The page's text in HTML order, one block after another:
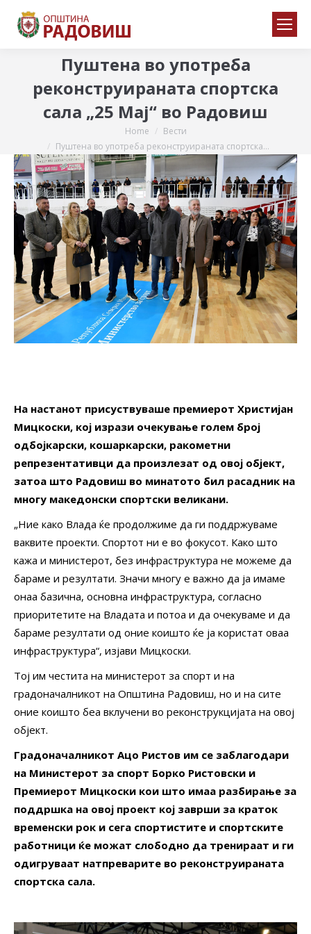
Пуштена во употреба
реконструираната спортска
сала „25 Мај“ во Радовиш
Home
Вести
Пуштена во употреба реконструираната спортска…
На настанот присуствуваше премиерот Христијан
Мицкоски, кој изрази очекување голем број
одбојкарски, кошаркарски, ракометни
репрезентативци да произлезат од овој објект,
затоа што Радовиш во минатото бил расадник на
многу македонски спортски великани.
„Ние како Влада ќе продолжиме да ги поддржуваме
ваквите проекти. Спортот ни е во фокусот. Како што
кажа и министерот, без инфраструктура не можеме да
бараме и резултати. Значи многу е важно да ја имаме
онаа базична, основна инфраструктура, согласно
приоритетите на Владата и потоа и да очекуваме и да
бараме резултати од оние коишто ќе ја користат оваа
инфраструктура“, изјави Мицкоски.
Тој им честита на министерот за спорт и на
градоначалникот на Општина Радовиш, но и на сите
оние коишто беа вклучени во реконструкцијата на овој
објект.
Градоначалникот Ацо Ристов им се заблагодари
на Министерот за спорт Борко Ристовски и
Премиерот Мицкоски кои што имаа разбирање за
поддршка на овој проект кој заврши за краток
временски рок и сега спортистите и спортските
работници ќе можат слободно да тренираат и ги
одигруваат натпреварите во реконструираната
спортска сала.